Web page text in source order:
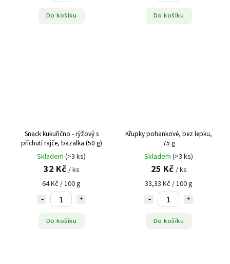
Do košíku Do košíku
Snack kukuřično - rýžový s
příchutí rajče, bazalka (50 g)
Skladem (>3 ks)
32 Kč / ks
64 Kč / 100 g
Do košíku
Křupky pohankové, bez lepku,
75 g
Skladem (>3 ks)
25 Kč / ks
33,33 Kč / 100 g
Do košíku